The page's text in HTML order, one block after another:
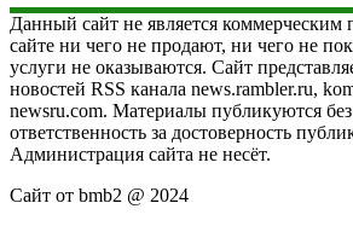
Данный сайт не является коммерческим
сайте ни чего не продают, ни чего не
услуги не оказываются. Сайт
новостей RSS канала news.rambler.ru,
newsru.com. Материалы публикуются
ответственность за достоверность
Администрация сайта не несёт.
Сайт от bmb2 @ 2024